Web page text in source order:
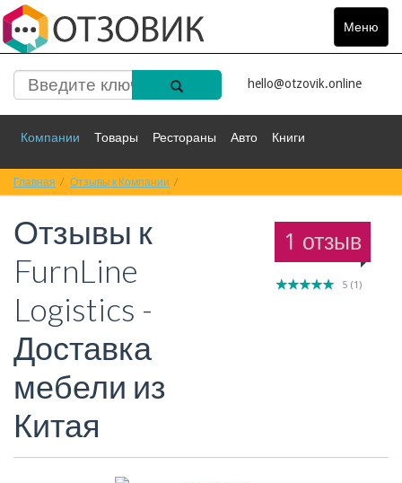
Меню
Toggle
hello@otzovik.online
Компании Товары Рестораны Авто Книги
Спорт Фильмы Деньги
Красота Здоровье
Главная Отзывы к Компании
1 отзыв
5 (1)
Отзывы к
FurnLine
Logistics -
Доставка
мебели из
Китая